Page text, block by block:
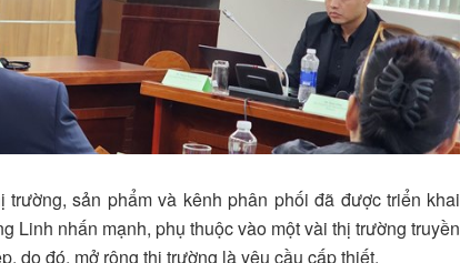
sản phẩm và kênh phân phối đã được triển khai
Linh nhấn mạnh, phụ thuộc vào một vài thị trường truyền
do đó, mở rộng thị trường là yêu cầu cấp thiết.